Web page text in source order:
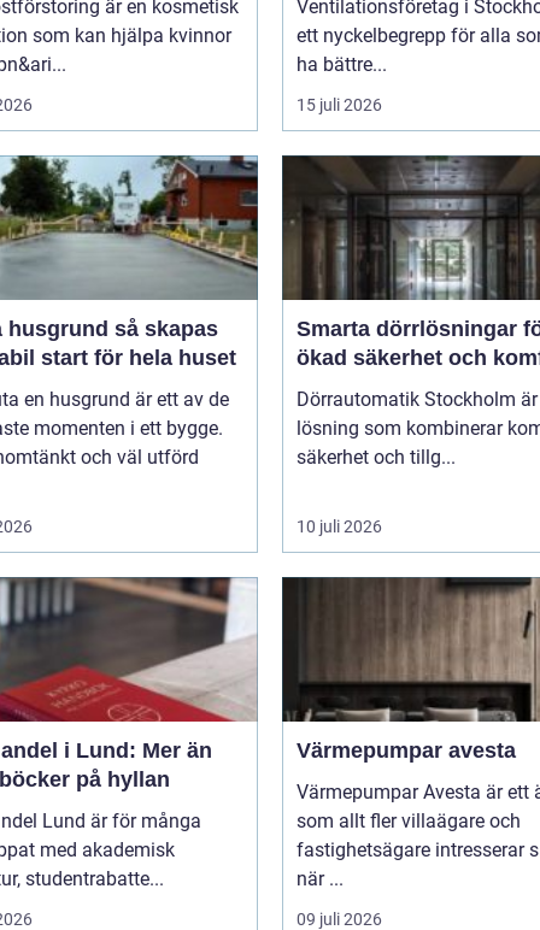
är en kosmetisk
som kan hjälpa kvinnor
Ventilationsföretag i
ett nyckelbegrepp för alla
ha bättre...
15 juli 2026
så skapas
start för hela huset
en husgrund är ett av de
momenten i ett bygge.
och väl utförd
Smarta dörrlösningar
ökad säkerhet och
Dörrautomatik Stockholm
lösning som kombinerar
säkerhet och tillg...
10 juli 2026
i Lund: Mer än
på hyllan
Lund är för många
med akademisk
studentrabatte...
Värmepumpar avesta
Värmepumpar Avesta är ett
som allt fler villaägare och
fastighetsägare intresserar
när ...
09 juli 2026